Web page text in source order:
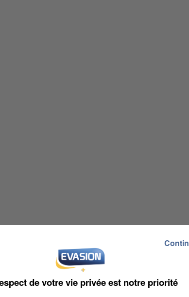
de votre vie privée est notre priorité